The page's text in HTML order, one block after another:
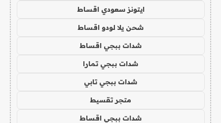
ايتونز سعودي اقساط
شحن يلا لودو اقساط
شدات ببجي اقساط
شدات ببجي تمارا
شدات ببجي تابي
متجر تقسيط
شدات ببجي اقساط